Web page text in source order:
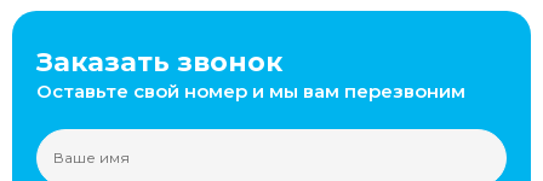
Заказать звонок
Оставьте свой номер и мы вам перезвоним